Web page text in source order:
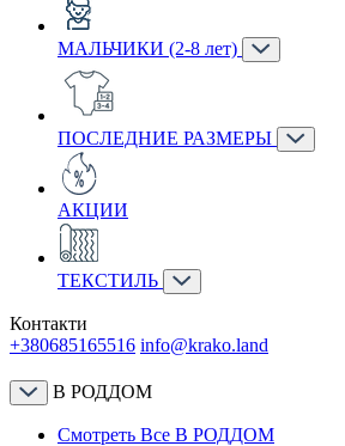
МАЛЬЧИКИ (2-8 лет)
ПОСЛЕДНИЕ РАЗМЕРЫ
АКЦИИ
ТЕКСТИЛЬ
Контакти
+380685165516 info@krako.land
В РОДДОМ
Смотреть Все В РОДДОМ